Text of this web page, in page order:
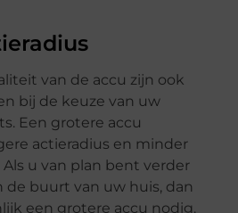
van de accu zijn ook
bij de keuze van uw
Een grotere accu
actieradius en minder
u van plan bent verder
de buurt van uw huis, dan
een grotere accu nodig.